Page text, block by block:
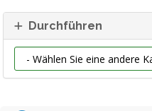
Durchführen